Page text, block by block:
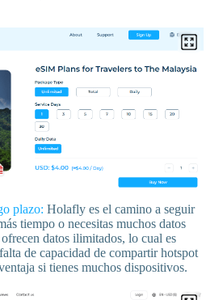
plazo: Holafly es el camino a seguir
tiempo o necesitas muchos datos
datos ilimitados, lo cual es
de capacidad de compartir hotspot
si tienes muchos dispositivos.